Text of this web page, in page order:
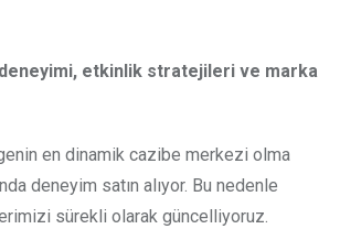
deneyimi, etkinlik stratejileri ve marka
en dinamik cazibe merkezi olma
deneyim satın alıyor. Bu nedenle
sürekli olarak güncelliyoruz.